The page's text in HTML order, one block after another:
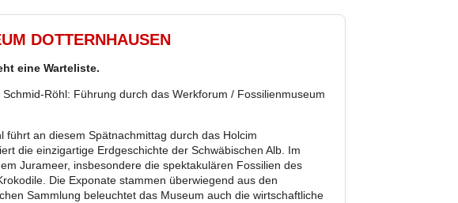
DOTTERNHAUSEN
eine Warteliste.
Röhl: Führung durch das Werkforum / Fossilienmuseum
führt an diesem Spätnachmittag durch das Holcim
die einzigartige Erdgeschichte der Schwäbischen Alb. Im
Jurameer, insbesondere die spektakulären Fossilien des
Die Exponate stammen überwiegend aus den
Sammlung beleuchtet das Museum auch die wirtschaftliche